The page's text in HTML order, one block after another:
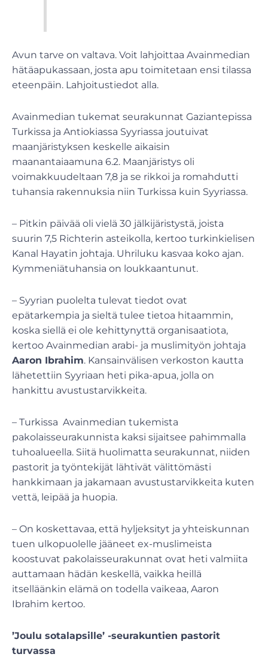
Avun tarve on valtava. Voit lahjoittaa Avainmedian
hätäapukassaan, josta apu toimitetaan ensi tilassa
eteenpäin. Lahjoitustiedot alla.
Avainmedian tukemat seurakunnat Gaziantepissa
Turkissa ja Antiokiassa Syyriassa joutuivat
maanjäristyksen keskelle aikaisin
maanantaiaamuna 6.2. Maanjäristys oli
voimakkuudeltaan 7,8 ja se rikkoi ja romahdutti
tuhansia rakennuksia niin Turkissa kuin Syyriassa.
– Pitkin päivää oli vielä 30 jälkijäristystä, joista
suurin 7,5 Richterin asteikolla, kertoo turkinkielisen
Kanal Hayatin johtaja. Uhriluku kasvaa koko ajan.
Kymmeniätuhansia on loukkaantunut.
– Syyrian puolelta tulevat tiedot ovat
epätarkempia ja sieltä tulee tietoa hitaammin,
koska siellä ei ole kehittynyttä organisaatiota,
kertoo Avainmedian arabi- ja muslimityön johtaja
Aaron Ibrahim. Kansainvälisen verkoston kautta
lähetettiin Syyriaan heti pika-apua, jolla on
hankittu avustustarvikkeita.
– Turkissa Avainmedian tukemista
pakolaisseurakunnista kaksi sijaitsee pahimmalla
tuhoalueella. Siitä huolimatta seurakunnat, niiden
pastorit ja työntekijät lähtivät välittömästi
hankkimaan ja jakamaan avustustarvikkeita kuten
vettä, leipää ja huopia.
– On koskettavaa, että hyljeksityt ja yhteiskunnan
tuen ulkopuolelle jääneet ex-muslimeista
koostuvat pakolaisseurakunnat ovat heti valmiita
auttamaan hädän keskellä, vaikka heillä
itselläänkin elämä on todella vaikeaa, Aaron
Ibrahim kertoo.
’Joulu sotalapsille’ -seurakuntien pastorit
turvassa